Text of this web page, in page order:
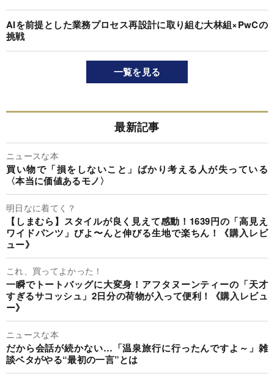
AIを前提とした業務プロセス再設計に取り組む大林組×PwCの
挑戦
一覧を見る
最新記事
ニュースな本
買い物で「損をしないこと」ばかり考える人が失っている
〈本当に価値あるモノ〉
明日なに着てく？
【しまむら】スタイルが良く見えて感動！1639円の「高見え
ワイドパンツ」びよ〜んと伸びる生地で楽ちん！《購入レビ
ュー》
これ、買ってよかった！
一瞬でトートバッグに大変身！アフタヌーンティーの「天才
すぎるサコッシュ」2日分の荷物が入って便利！《購入レビュ
ー》
ニュースな本
だから会話が続かない…「温泉旅行に行ったんですよ～」雑
談ベタがやる“最初の一言”とは